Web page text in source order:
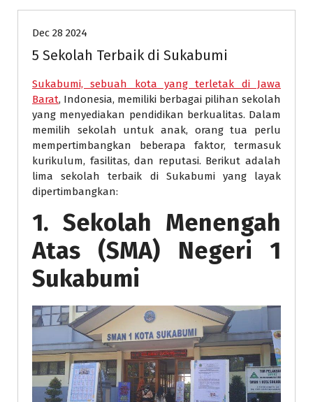
Dec 28 2024
5 Sekolah Terbaik di Sukabumi
Sukabumi, sebuah kota yang terletak di Jawa
Barat, Indonesia, memiliki berbagai pilihan sekolah
yang menyediakan pendidikan berkualitas. Dalam
memilih sekolah untuk anak, orang tua perlu
mempertimbangkan beberapa faktor, termasuk
kurikulum, fasilitas, dan reputasi. Berikut adalah
lima sekolah terbaik di Sukabumi yang layak
dipertimbangkan:
1. Sekolah Menengah
Atas (SMA) Negeri 1
Sukabumi